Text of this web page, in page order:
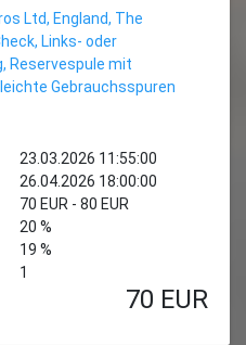
Ltd, England, The
Links- oder
Reservespule mit
Gebrauchsspuren
23.03.2026 11:55:00
26.04.2026 18:00:00
70 EUR - 80 EUR
20 %
19 %
1
70 EUR